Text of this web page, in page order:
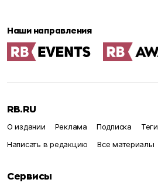
Наши направления
RB.RU
О издании Реклама Подписка
Теги
Написать в редакцию
Все материалы
Сервисы